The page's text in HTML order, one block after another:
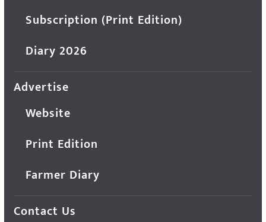
Subscription (Print Edition)
Diary 2026
Advertise
Website
Print Edition
Farmer Diary
Contact Us